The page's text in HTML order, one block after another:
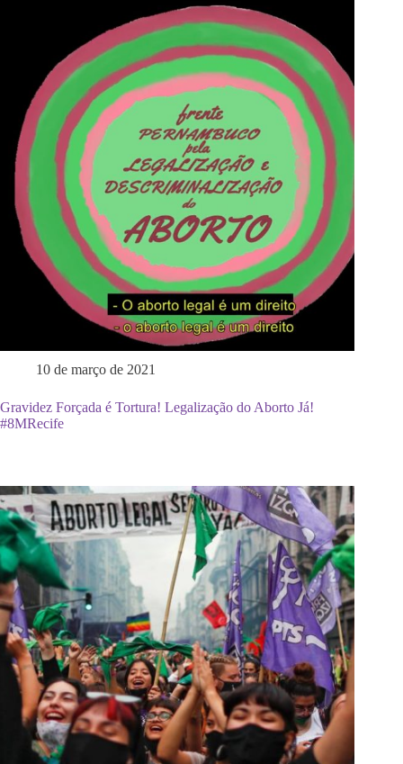
10 de março de 2021
Gravidez Forçada é Tortura! Legalização do Aborto Já!
#8MRecife